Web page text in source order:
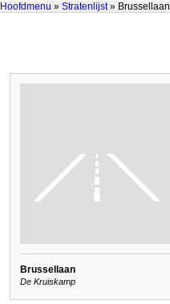
Hoofdmenu » Stratenlijst» Brussellaan
Brussellaan
De Kruiskamp